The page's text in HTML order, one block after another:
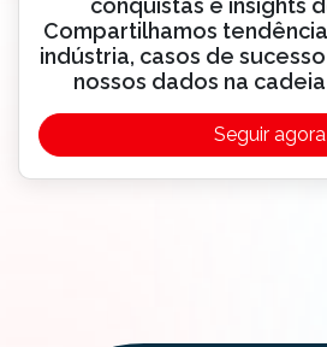
conquistas e insights
Compartilhamos
indústria, casos de
nossos dados na
Seguir agora